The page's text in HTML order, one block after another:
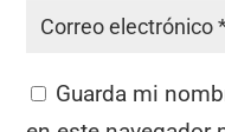
Guarda mi